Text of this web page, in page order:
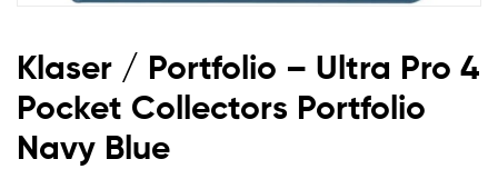
Klaser / Portfolio – Ultra Pro 4
Pocket Collectors Portfolio
Navy Blue